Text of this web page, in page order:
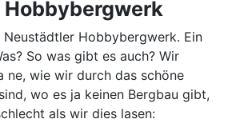
Neustädtler Hobbybergwerk. Ein
So was gibt es auch? Wir
ne, wie wir durch das schöne
wo es ja keinen Bergbau gibt,
als wir dies lasen: